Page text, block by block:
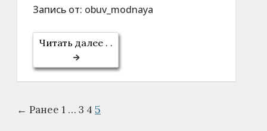
Запись от: obuv_modnaya
Читать далее . .
← Ранее 1 … 3 4 5